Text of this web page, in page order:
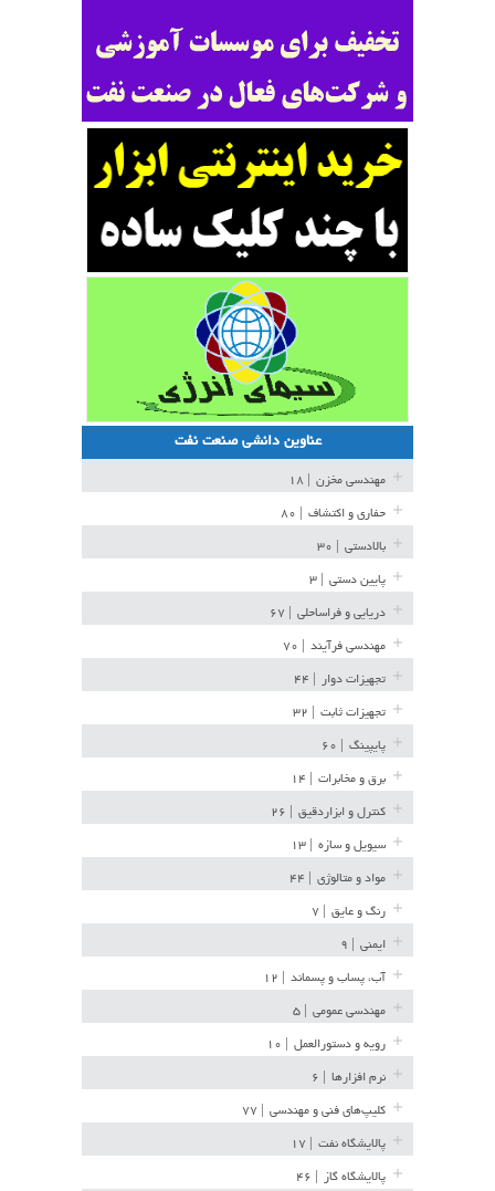
عناوین دانشی صنعت نفت
مهندسی مخزن
حفاری و اکتشاف
بالادستی
پایین دستی
دریایی و فراساحلی
مهندسی فرآیند
تجهیزات دوار
تجهیزات ثابت
پایپینگ
برق و مخابرات
کنترل و ابزاردقیق
سیویل و سازه
مواد و متالوژی
رنگ و عایق
ایمنی
آب، پساب و پسماند
مهندسی عمومی
رویه و دستورالعمل
نرم افزارها
کلیپ‌های فنی و مهندسی
پالایشگاه نفت
پالایشگاه گاز